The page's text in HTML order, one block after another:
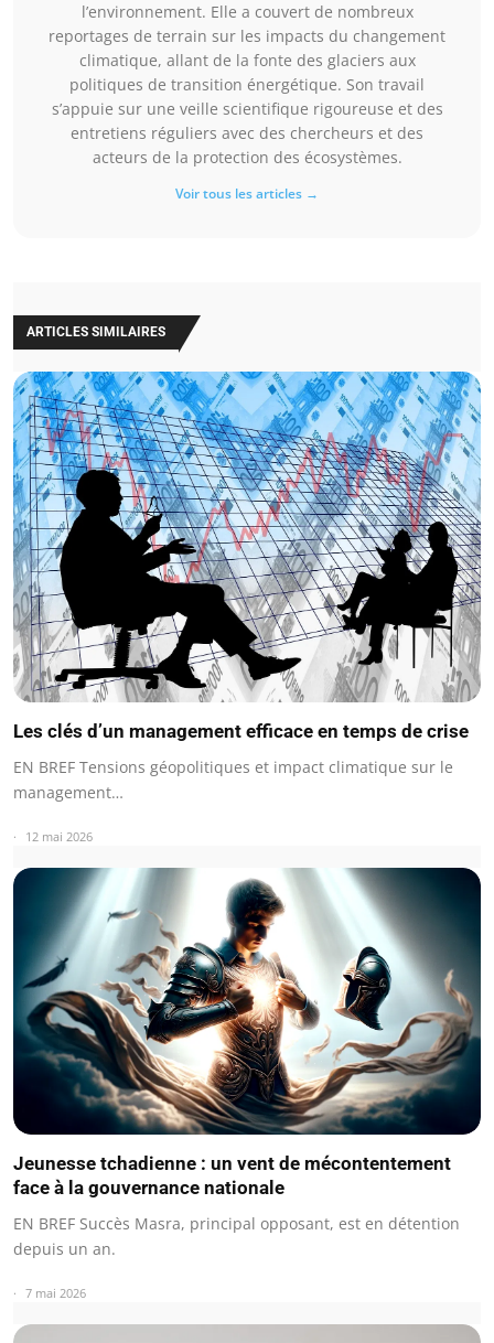
l’environnement. Elle a couvert de nombreux
reportages de terrain sur les impacts du changement
climatique, allant de la fonte des glaciers aux
politiques de transition énergétique. Son travail
s’appuie sur une veille scientifique rigoureuse et des
entretiens réguliers avec des chercheurs et des
acteurs de la protection des écosystèmes.
Voir tous les articles →
ARTICLES SIMILAIRES
Les clés d’un management efficace en temps de crise
EN BREF Tensions géopolitiques et impact climatique sur le
management…
12 mai 2026
Jeunesse tchadienne : un vent de mécontentement
face à la gouvernance nationale
EN BREF Succès Masra, principal opposant, est en détention
depuis un an.
7 mai 2026